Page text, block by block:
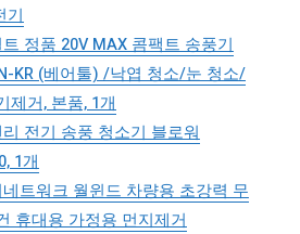
기
정품 20V MAX 콤팩트 송풍기
KR (베어툴) /낙엽 청소/눈 청소/
제거, 본품, 1개
전기 송풍 청소기 블로워
1개
트워크 월윈드 차량용 초강력 무
휴대용 가정용 먼지제거